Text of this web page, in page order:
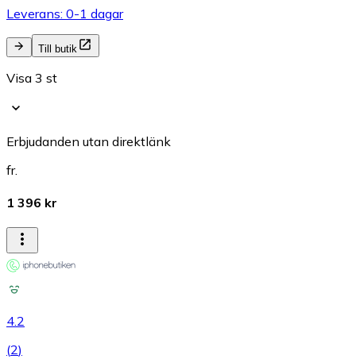
Leverans: 0-1 dagar
Till butik
Visa 3 st
Erbjudanden utan direktlänk
fr.
1 396 kr
4.2
(2)